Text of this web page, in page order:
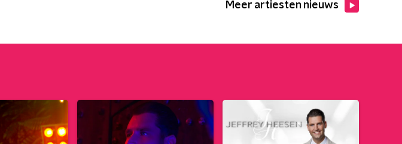
Meer artiesten nieuws